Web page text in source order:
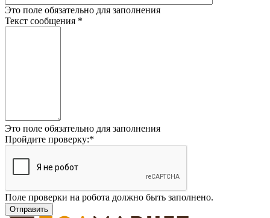
Это поле обязательно для заполнения
Текст сообщения *
Это поле обязательно для заполнения
Пройдите проверку:*
Поле проверки на робота должно быть заполнено.